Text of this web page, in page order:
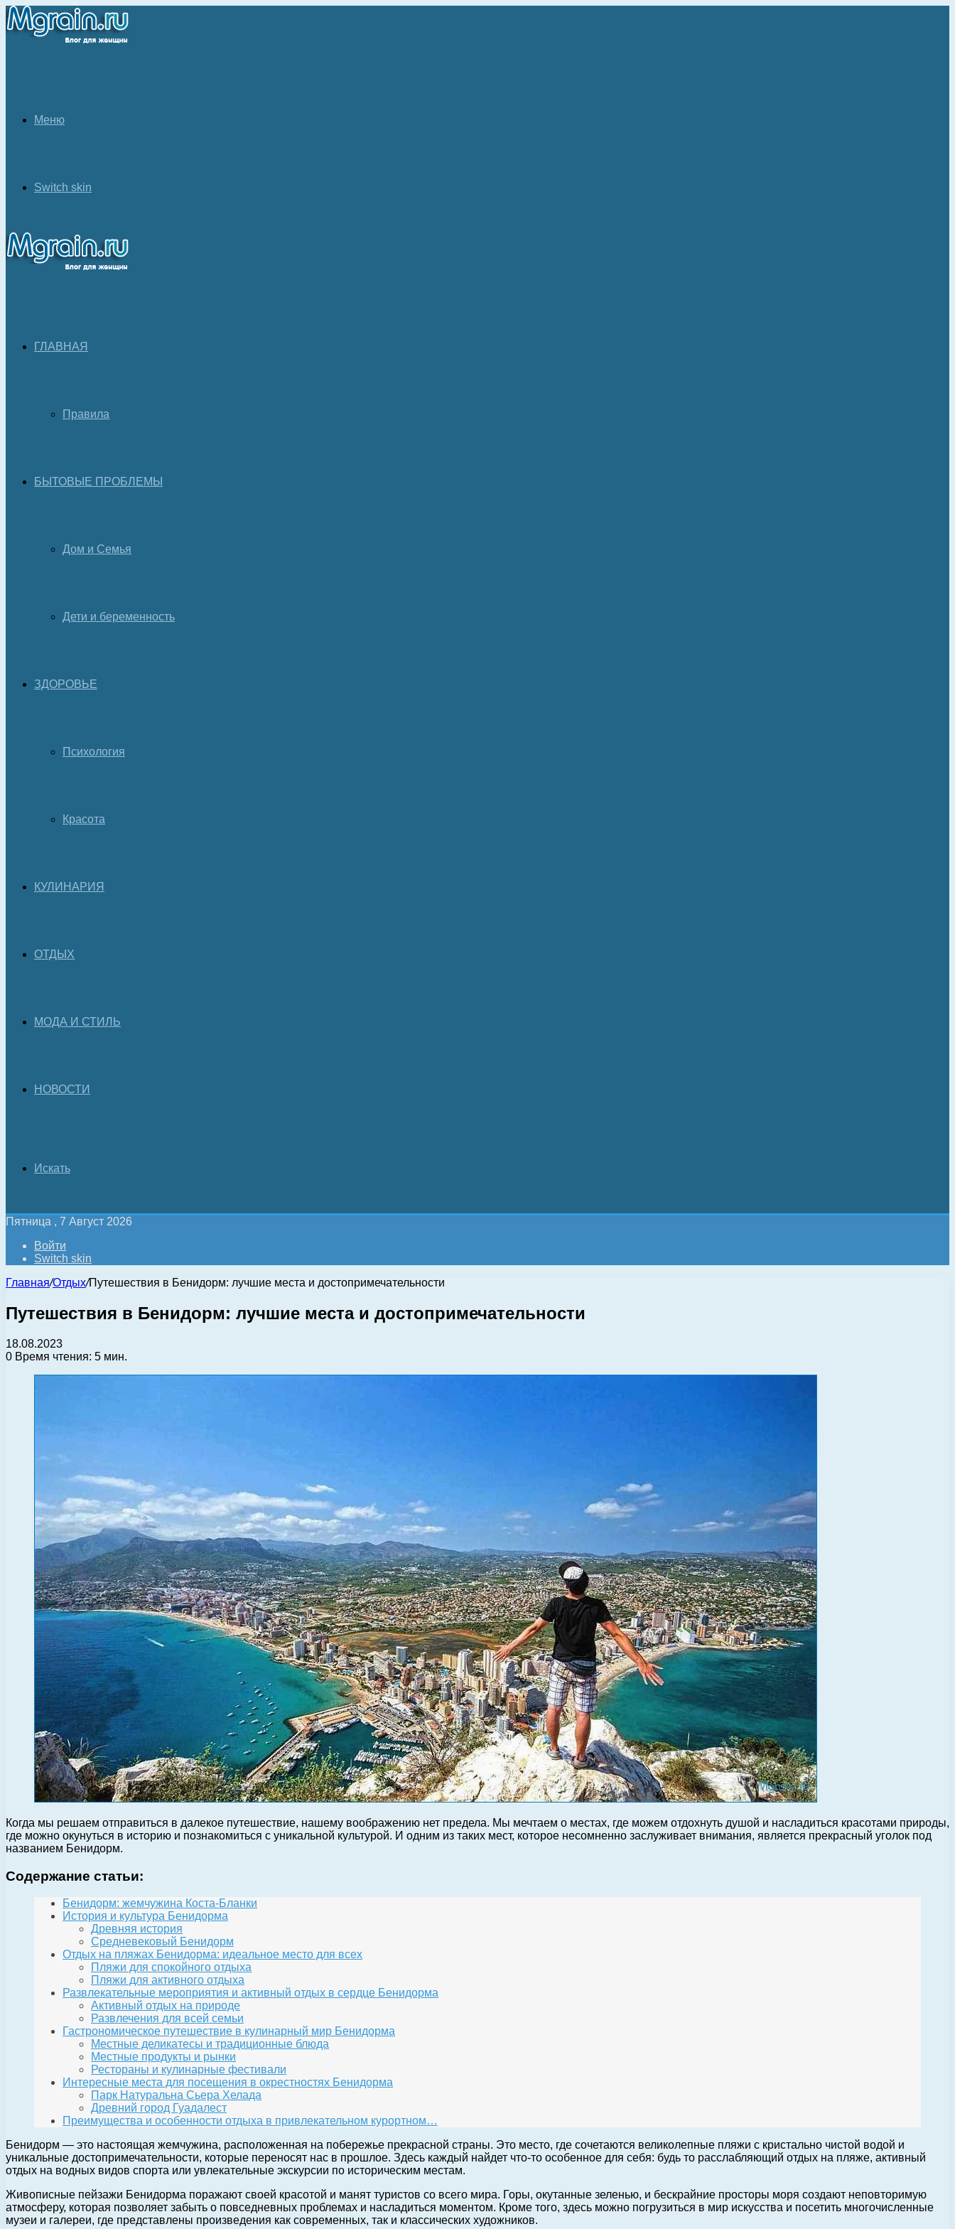
Меню
Switch skin
ГЛАВНАЯ
Правила
БЫТОВЫЕ ПРОБЛЕМЫ
Дом и Семья
Дети и беременность
ЗДОРОВЬЕ
Психология
Красота
КУЛИНАРИЯ
ОТДЫХ
МОДА И СТИЛЬ
НОВОСТИ
Искать
Пятница , 7 Август 2026
Войти
Switch skin
Главная/Отдых/Путешествия в Бенидорм: лучшие места и достопримечательности
Путешествия в Бенидорм: лучшие места и достопримечательности
18.08.2023
0 Время чтения: 5 мин.
Когда мы решаем отправиться в далекое путешествие, нашему воображению нет предела. Мы мечтаем о местах, где можем отдохнуть душой и насладиться красотами природы,
где можно окунуться в историю и познакомиться с уникальной культурой. И одним из таких мест, которое несомненно заслуживает внимания, является прекрасный уголок под
названием Бенидорм.
Содержание статьи:
Бенидорм: жемчужина Коста-Бланки
История и культура Бенидорма
Древняя история
Средневековый Бенидорм
Отдых на пляжах Бенидорма: идеальное место для всех
Пляжи для спокойного отдыха
Пляжи для активного отдыха
Развлекательные мероприятия и активный отдых в сердце Бенидорма
Активный отдых на природе
Развлечения для всей семьи
Гастрономическое путешествие в кулинарный мир Бенидорма
Местные деликатесы и традиционные блюда
Местные продукты и рынки
Рестораны и кулинарные фестивали
Интересные места для посещения в окрестностях Бенидорма
Парк Натуральна Сьера Хелада
Древний город Гуадалест
Преимущества и особенности отдыха в привлекательном курортном…
Бенидорм — это настоящая жемчужина, расположенная на побережье прекрасной страны. Это место, где сочетаются великолепные пляжи с кристально чистой водой и
уникальные достопримечательности, которые переносят нас в прошлое. Здесь каждый найдет что-то особенное для себя: будь то расслабляющий отдых на пляже, активный
отдых на водных видов спорта или увлекательные экскурсии по историческим местам.
Живописные пейзажи Бенидорма поражают своей красотой и манят туристов со всего мира. Горы, окутанные зеленью, и бескрайние просторы моря создают неповторимую
атмосферу, которая позволяет забыть о повседневных проблемах и насладиться моментом. Кроме того, здесь можно погрузиться в мир искусства и посетить многочисленные
музеи и галереи, где представлены произведения как современных, так и классических художников.